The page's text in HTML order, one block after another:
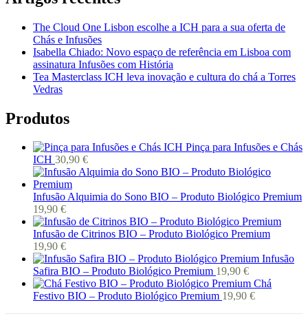
The Cloud One Lisbon escolhe a ICH para a sua oferta de
Chás e Infusões
Isabella Chiado: Novo espaço de referência em Lisboa com
assinatura Infusões com História
Tea Masterclass ICH leva inovação e cultura do chá a Torres
Vedras
Produtos
Pinça para Infusões e Chás
ICH 30,90 €
Infusão Alquimia do Sono BIO – Produto Biológico Premium
19,90 €
Infusão de Citrinos BIO – Produto Biológico Premium
19,90 €
Infusão
Safira BIO – Produto Biológico Premium 19,90 €
Chá
Festivo BIO – Produto Biológico Premium 19,90 €